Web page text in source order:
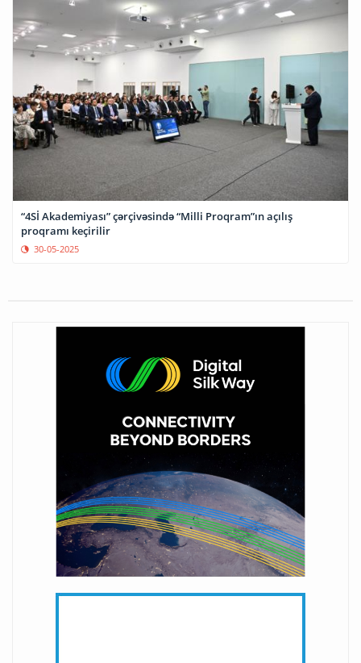
“4Sİ Akademiyası” çərçivəsində “Milli Proqram”ın açılış
proqramı keçirilir
30-05-2025